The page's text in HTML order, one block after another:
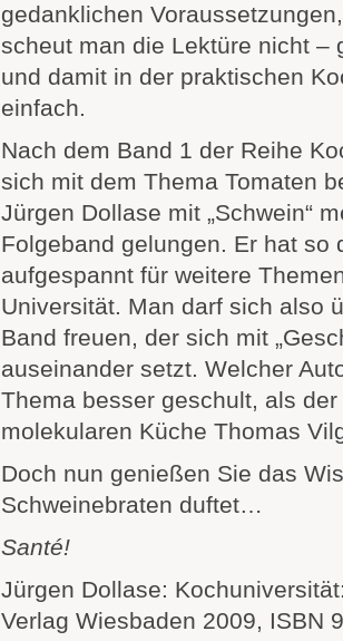
gedanklichen
scheut man die Lektüre nicht –
und damit in der praktischen
einfach.
Nach dem Band 1 der Reihe
sich mit dem Thema Tomaten
Jürgen Dollase mit „Schwein“
Folgeband gelungen. Er hat so
aufgespannt für weitere
Universität. Man darf sich also
Band freuen, der sich mit
auseinander setzt. Welcher
Thema besser geschult, als
molekularen Küche Thomas
Doch nun genießen Sie das
Schweinebraten duftet…
Santé!
Jürgen Dollase:
Verlag Wiesbaden 2009, ISBN